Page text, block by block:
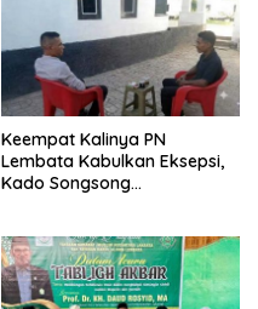
Keempat Kalinya PN
Lembata Kabulkan Eksepsi,
Kado Songsong